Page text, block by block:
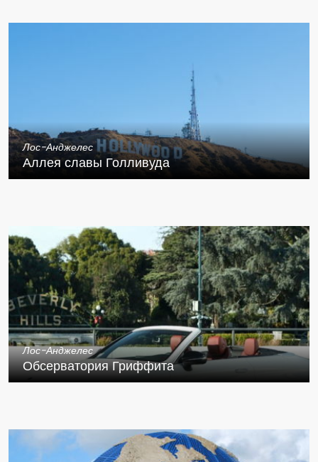
Лос-Анджелес
Аллея славы Голливуда
Лос-Анджелес
Обсерватория Гриффита